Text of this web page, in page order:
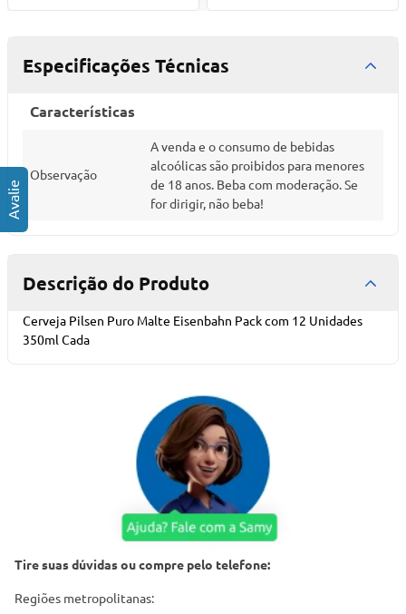
Especificações Técnicas
Características
Observação
A venda e o consumo de bebidas
alcoólicas são proibidos para menores
de 18 anos. Beba com moderação. Se
for dirigir, não beba!
Descrição do Produto
Cerveja Pilsen Puro Malte Eisenbahn Pack com 12 Unidades
350ml Cada
Tire suas dúvidas ou compre pelo telefone:
Regiões metropolitanas: